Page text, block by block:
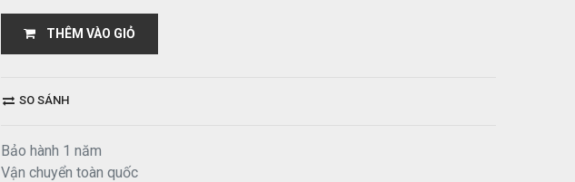
THÊM VÀO GIỎ
SO SÁNH
Bảo hành 1 năm
Vận chuyển toàn quốc